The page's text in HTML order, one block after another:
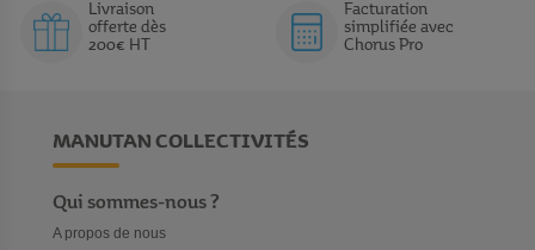
Livraison
offerte dès
200€ HT
Facturation
simplifiée avec
Chorus Pro
MANUTAN COLLECTIVITÉS
Qui sommes-nous ?
A propos de nous